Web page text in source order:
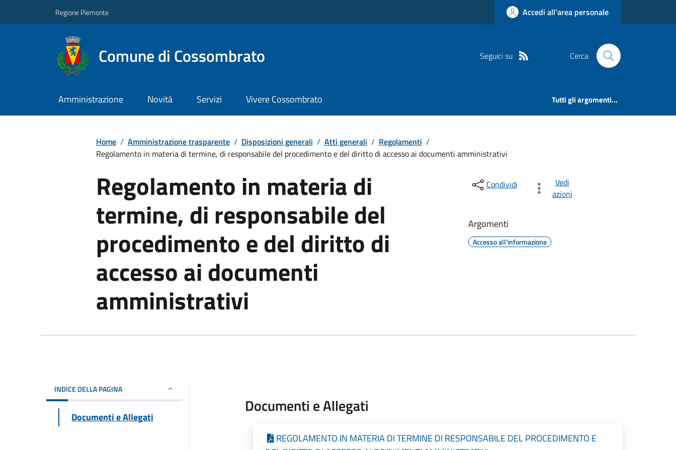
Regione Piemonte Accedi all'area personale
Comune di Cossombrato Seguici su Cerca
Amministrazione Novità Servizi Vivere Cossombrato Tutti gli argomenti...
Home / Amministrazione trasparente / Disposizioni generali / Atti generali / Regolamenti /
Regolamento in materia di termine, di responsabile del procedimento e del diritto di accesso ai documenti amministrativi
Regolamento in materia di
termine, di responsabile del
procedimento e del diritto di
accesso ai documenti
amministrativi
Condividi
Vedi
azioni
Argomenti
Accesso all'informazione
INDICE DELLA PAGINA
Documenti e Allegati
Documenti e Allegati
REGOLAMENTO IN MATERIA DI TERMINE DI RESPONSABILE DEL PROCEDIMENTO E